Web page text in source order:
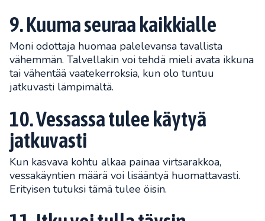
9. Kuuma seuraa kaikkialle
Moni odottaja huomaa palelevansa tavallista
vähemmän. Talvellakin voi tehdä mieli avata ikkuna
tai vähentää vaatekerroksia, kun olo tuntuu
jatkuvasti lämpimältä.
10. Vessassa tulee käytyä
jatkuvasti
Kun kasvava kohtu alkaa painaa virtsarakkoa,
vessakäyntien määrä voi lisääntyä huomattavasti.
Erityisen tutuksi tämä tulee öisin.